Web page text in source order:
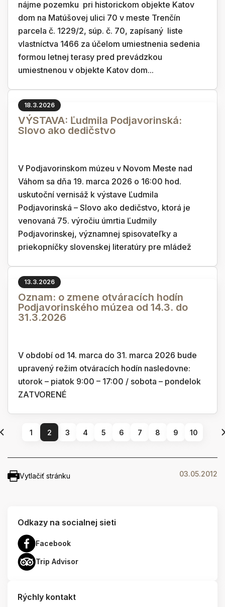
nájme pozemku pri historickom objekte Katov
dom na Matúšovej ulici 70 v meste Trenčín
parcela č. 1229/2, súp. č. 70, zapísaný liste
vlastníctva 1466 za účelom umiestnenia sedenia
formou letnej terasy pred prevádzkou
umiestnenou v objekte Katov dom...
18.3.2026
VÝSTAVA: Ľudmila Podjavorinská:
Slovo ako dedičstvo
V Podjavorinskom múzeu v Novom Meste nad
Váhom sa dňa 19. marca 2026 o 16:00 hod.
uskutoční vernisáž k výstave Ľudmila
Podjavorinská – Slovo ako dedičstvo, ktorá je
venovaná 75. výročiu úmrtia Ľudmily
Podjavorinskej, významnej spisovateľky a
priekopníčky slovenskej literatúry pre mládež
13.3.2026
Oznam: o zmene otváracích hodín
Podjavorinského múzea od 14.3. do
31.3.2026
V období od 14. marca do 31. marca 2026 bude
upravený režim otváracích hodín nasledovne:
utorok – piatok 9:00 – 17:00 / sobota – pondelok
ZATVORENÉ
1 2 3 4 5 6 7 8 9 10
Vytlačiť stránku 03.05.2012
Odkazy na socialnej sieti
Facebook
Trip Advisor
Rýchly kontakt